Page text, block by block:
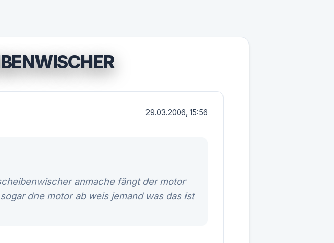
29.03.2006, 15:56
anmache fängt der motor
dne motor ab weis jemand was das ist